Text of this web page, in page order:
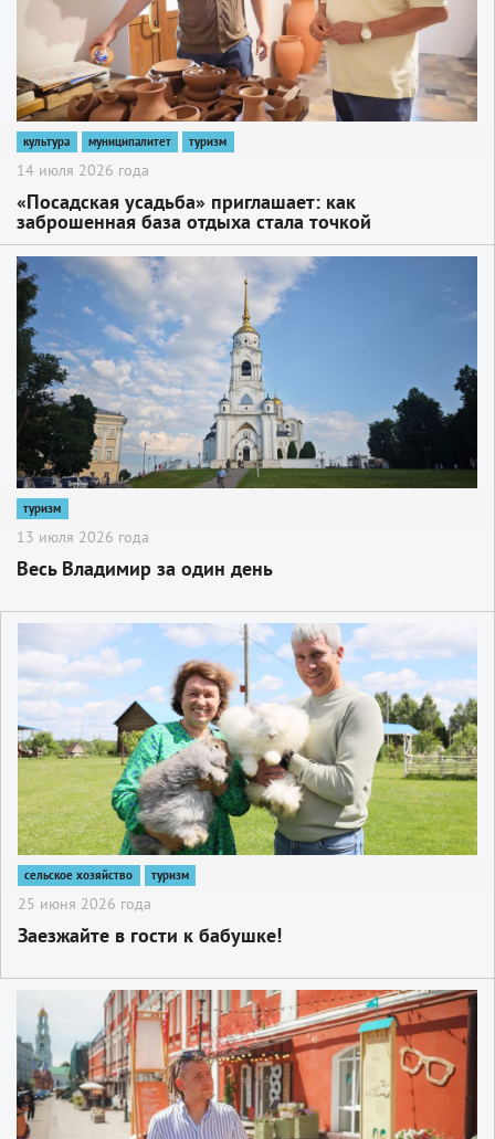
культура муниципалитет туризм
14 июля 2026 года
«Посадская усадьба» приглашает: как
заброшенная база отдыха стала точкой
притяжения
2
туризм
13 июля 2026 года
Весь Владимир за один день
сельское хозяйство туризм
25 июня 2026 года
Заезжайте в гости к бабушке!